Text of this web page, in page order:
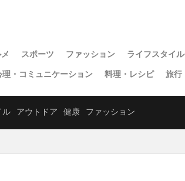
スポーツ ファッション ライフスタイル
理・コミュニケーション
料理・レシピ 旅行
ル アウトドア 健康 ファッション